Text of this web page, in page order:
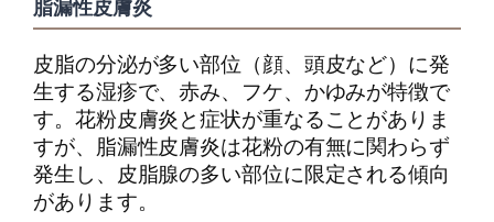
脂漏性皮膚炎
皮脂の分泌が多い部位（顔、頭皮など）に発
生する湿疹で、赤み、フケ、かゆみが特徴で
す。花粉皮膚炎と症状が重なることがありま
すが、脂漏性皮膚炎は花粉の有無に関わらず
発生し、皮脂腺の多い部位に限定される傾向
があります。